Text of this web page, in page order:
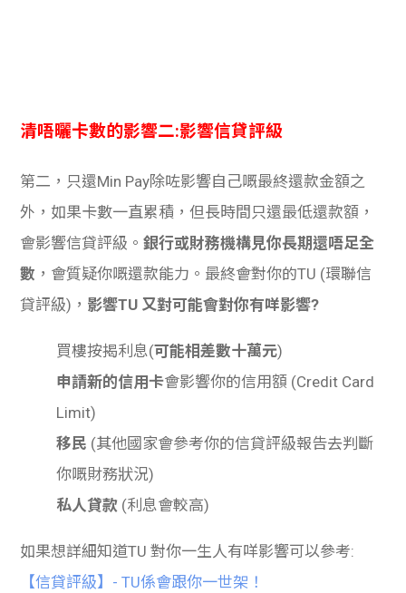
清唔曬卡數的影響二:影響信貸評級
第二，只還Min Pay除咗影響自己嘅最終還款金額之
外，如果卡數一直累積，但長時間只還最低還款額，
會影響信貸評級。銀行或財務機構見你長期還唔足全
數 ，會質疑你嘅還款能力。最終會對你的TU (環聯信
貸評級)， 影響TU 又對可能會對你有咩影響?
買樓按揭利息(可能相差數十萬元)
申請新的信用卡會影響你的信用額 (Credit Card
Limit)
移民 (其他國家會參考你的信貸評級報告去判斷
你嘅財務狀況)
私人貸款 (利息會較高)
如果想詳細知道TU 對你一生人有咩影響可以參考:
【信貸評級】- TU係會跟你一世架！